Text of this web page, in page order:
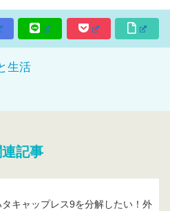
生活
連記事
タキャップレス9を分解したい！外